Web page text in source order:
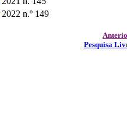
2022 n.º 149
Pesquisa